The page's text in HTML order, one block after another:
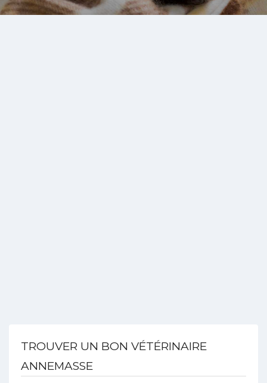
TROUVER UN BON VÉTÉRINAIRE
ANNEMASSE